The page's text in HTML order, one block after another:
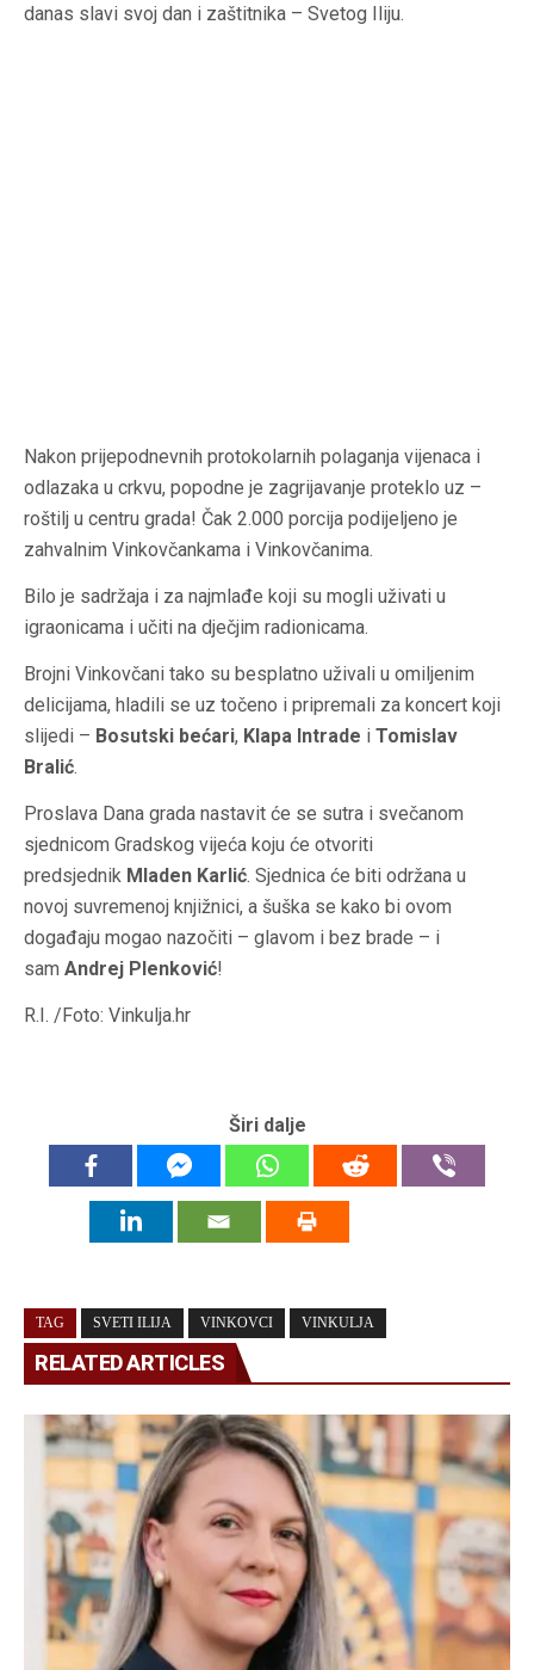
danas slavi svoj dan i zaštitnika – Svetog Iliju.
Nakon prijepodnevnih protokolarnih polaganja vijenaca i
odlazaka u crkvu, popodne je zagrijavanje proteklo uz –
roštilj u centru grada! Čak 2.000 porcija podijeljeno je
zahvalnim Vinkovčankama i Vinkovčanima.
Bilo je sadržaja i za najmlađe koji su mogli uživati u
igraonicama i učiti na dječjim radionicama.
Brojni Vinkovčani tako su besplatno uživali u omiljenim
delicijama, hladili se uz točeno i pripremali za koncert koji
slijedi – Bosutski bećari, Klapa Intrade i Tomislav
Bralić.
Proslava Dana grada nastavit će se sutra i svečanom
sjednicom Gradskog vijeća koju će otvoriti
predsjednik Mladen Karlić. Sjednica će biti održana u
novoj suvremenoj knjižnici, a šuška se kako bi ovom
događaju mogao nazočiti – glavom i bez brade – i
sam Andrej Plenković!
R.I. /Foto: Vinkulja.hr
Širi dalje
TAG SVETI ILIJA VINKOVCI VINKULJA
RELATED ARTICLES